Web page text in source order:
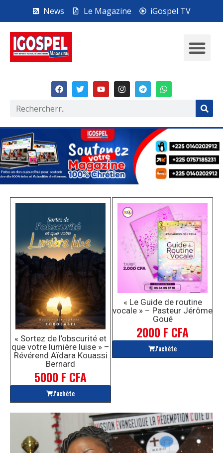
News Le Magazine iGospel TV
« Sortez de l’obscurité et
que votre lumière luise » –
Révérend Aïdara Kouassi
Bernard
5000 F CFA
J'achète
« Le Guide de routine
vocale » – Pasteur Jérôme
Goué
2000 F CFA
J'achète